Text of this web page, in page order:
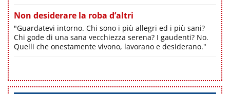
Non desiderare la roba d’altri
"Guardatevi intorno. Chi sono i più allegri ed i più sani?
Chi gode di una sana vecchiezza serena? I gaudenti? No.
Quelli che onestamente vivono, lavorano e desiderano."